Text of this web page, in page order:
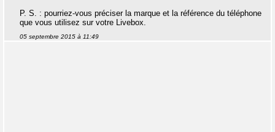
P. S. : pourriez-vous préciser la marque et la référence du téléphone
que vous utilisez sur votre Livebox.
05 septembre 2015 à 11:49